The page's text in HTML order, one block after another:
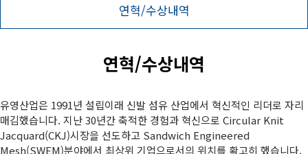
연혁/수상내역
연혁/수상내역
유영산업은 1991년 설립이래 신발 섬유 산업에서 혁신적인 리더로 자리
매김했습니다. 지난 30년간 축적한 경험과 혁신으로 Circular Knit
Jacquard(CKJ)시장을 선도하고 Sandwich Engineered
Mesh(SWEM)분야에서 최상위 기업으로서의 위치를 확고히 했습니다.